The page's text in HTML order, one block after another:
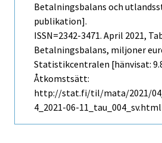
Betalningsbalans och
publikation].
ISSN=2342-3471. April 2021,
Betalningsbalans, miljoner
Statistikcentralen [hänvisat:
Åtkomstsätt:
http://stat.fi/til/mata/2021/
4_2021-06-11_tau_004_sv.html